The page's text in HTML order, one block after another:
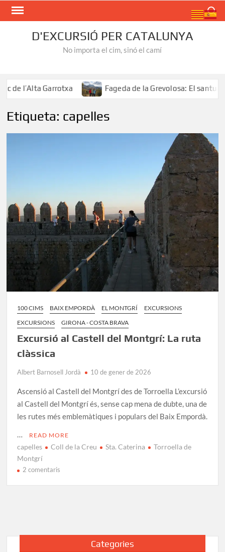
Skip
D'EXCURSIÓ PER CATALUNYA
No importa el cim, sinó el camí
l’Alta Garrotxa Fageda de la Grevolosa: El santuari
Etiqueta: capelles
100 CIMS BAIX EMPORDÀ EL MONTGRÍ
EXCURSIONS
EXCURSIONS
GIRONA - COSTA BRAVA
Excursió al Castell del Montgrí: La ruta
clàssica
Albert Barnosell Jordà 10 de gener de 2026
Ascensió al Castell del Montgrí des de Torroella L’excursió
al Castell del Montgrí és, sense cap mena de dubte, una de
les rutes més emblemàtiques i populars del Baix Empordà.
…
READ MORE
capelles Coll de la Creu Sta. Caterina
Torroella de
Montgrí
2 comentaris
La
Categories